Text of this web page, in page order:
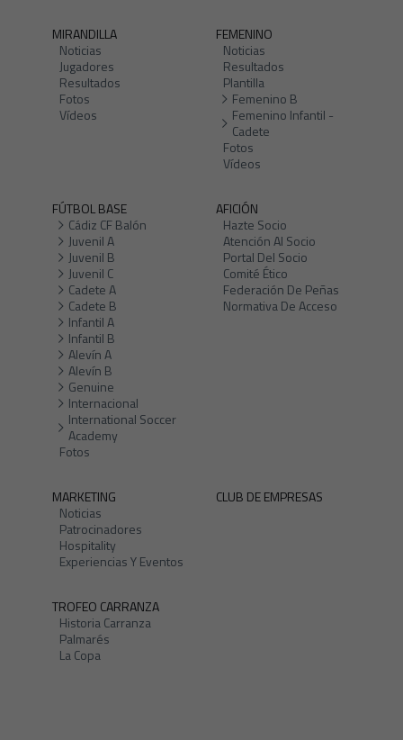
MIRANDILLA
Noticias
Jugadores
Resultados
Fotos
Vídeos
FEMENINO
Noticias
Resultados
Plantilla
Femenino B
Femenino Infantil -
Cadete
Fotos
Vídeos
FÚTBOL BASE
Cádiz CF Balón
Juvenil A
Juvenil B
Juvenil C
Cadete A
Cadete B
Infantil A
Infantil B
Alevín A
Alevín B
Genuine
Internacional
International Soccer
Academy
Fotos
AFICIÓN
Hazte Socio
Atención Al Socio
Portal Del Socio
Comité Ético
Federación De Peñas
Normativa De Acceso
MARKETING
Noticias
Patrocinadores
Hospitality
Experiencias Y Eventos
CLUB DE EMPRESAS
TROFEO CARRANZA
Historia Carranza
Palmarés
La Copa